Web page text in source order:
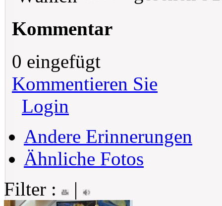
Kommentar
0 eingefügt
Kommentieren Sie
Login
Andere Erinnerungen
Ähnliche Fotos
Filter :
|